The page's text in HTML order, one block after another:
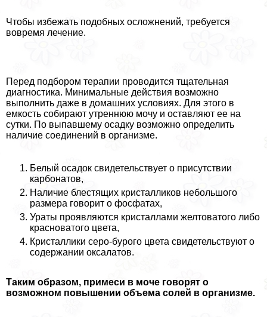
Чтобы избежать подобных осложнений, требуется
вовремя лечение.
Перед подбором терапии проводится тщательная
диагностика. Минимальные действия возможно
выполнить даже в домашних условиях. Для этого в
емкость собирают утреннюю мочу и оставляют ее на
сутки. По выпавшему осадку возможно определить
наличие соединений в организме.
Белый осадок свидетельствует о присутствии
карбонатов,
Наличие блестящих кристалликов небольшого
размера говорит о фосфатах,
Ураты проявляются кристаллами желтоватого либо
красноватого цвета,
Кристаллики серо-бурого цвета свидетельствуют о
содержании оксалатов.
Таким образом, примеси в моче говорят о
возможном повышении объема солей в организме.